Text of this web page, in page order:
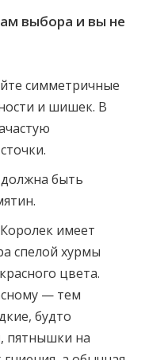
выбора и вы не
симметричные
и шишек. В
быть
Королек имеет
спелой хурмы
цвета.
— тем
будто
пятнышки на